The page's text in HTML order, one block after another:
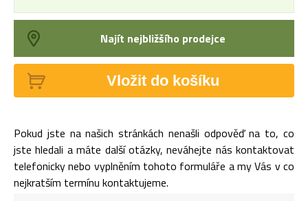
Najít nejbližšího prodejce
Vložit do košíku
Pokud jste na našich stránkách nenašli odpověď na to, co
jste hledali a máte další otázky, neváhejte nás kontaktovat
telefonicky nebo vyplněním tohoto formuláře a my Vás v co
nejkratším termínu kontaktujeme.